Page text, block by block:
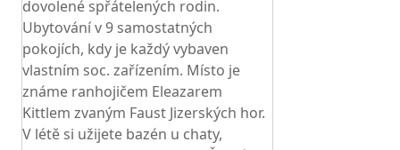
dovolené spřátelených rodin.
Ubytování v 9 samostatných
pokojích, kdy je každý vybaven
vlastním soc. zařízením. Místo je
známe ranhojičem Eleazarem
Kittlem zvaným Faust Jizerských hor.
V létě si užijete bazén u chaty,